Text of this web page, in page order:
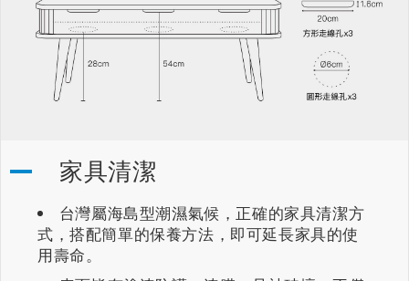
家具清潔
台灣屬海島型潮濕氣候，正確的家具清潔方
式，搭配簡單的保養方法，即可延長家具的使
用壽命。